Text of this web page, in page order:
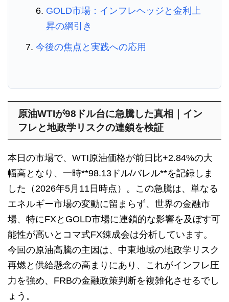
GOLD市場：インフレヘッジと金利上
昇の綱引き
今後の焦点と実践への応用
原油WTIが98ドル台に急騰した真相｜イン
フレと地政学リスクの連鎖を検証
本日の市場で、WTI原油価格が前日比+2.84%の大
幅高となり、一時**98.13ドル/バレル**を記録しま
した（2026年5月11日時点）。この急騰は、単なる
エネルギー市場の変動に留まらず、世界の金融市
場、特にFXとGOLD市場に連鎖的な影響を及ぼす可
能性が高いとコマ式FX錬成会は分析しています。
今回の原油高騰の主因は、中東地域の地政学リスク
再燃と供給懸念の高まりにあり、これがインフレ圧
力を強め、FRBの金融政策判断を複雑化させるでし
ょう。